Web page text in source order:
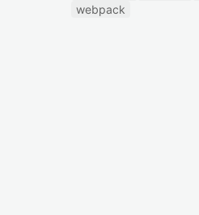
webpack